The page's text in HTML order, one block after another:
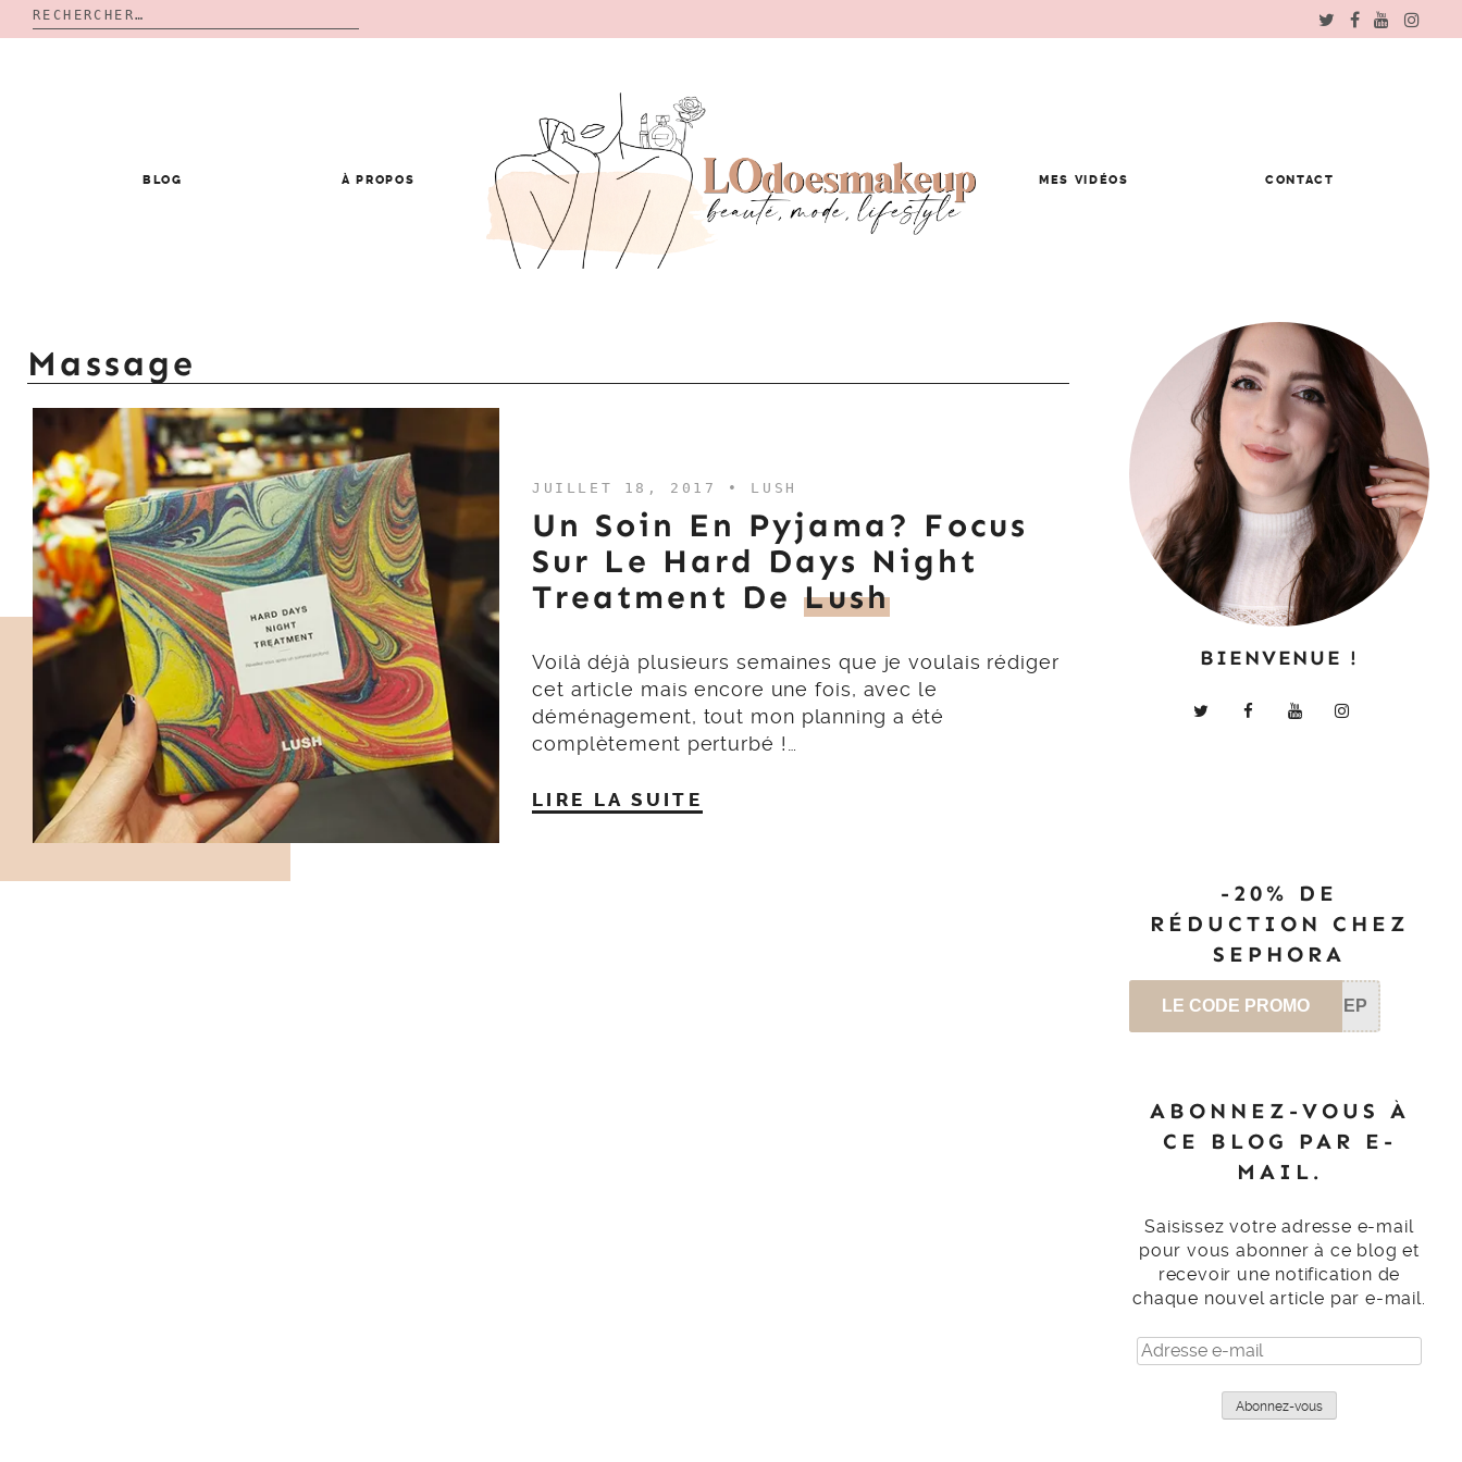
Rechercher :
BLOG À PROPOS MES VIDÉOS CONTACT
Massage
JUILLET 18, 2017 • LUSH
Un Soin En Pyjama? Focus
Sur Le Hard Days Night
Treatment De Lush
Voilà déjà plusieurs semaines que je voulais rédiger
cet article mais encore une fois, avec le
déménagement, tout mon planning a été
complètement perturbé !…
LIRE LA SUITE
BIENVENUE !
-20% DE
RÉDUCTION CHEZ
SEPHORA
LE CODE PROMO SEP
ABONNEZ-VOUS À
CE BLOG PAR E-
MAIL.
Saisissez votre adresse e-mail
pour vous abonner à ce blog et
recevoir une notification de
chaque nouvel article par e-mail.
Adresse
e-
Abonnez-vous